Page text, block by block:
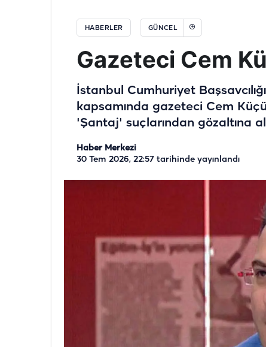
HABERLER GÜNCEL
Gazeteci Cem
İstanbul Cumhuriyet
kapsamında gazeteci Cem
'Şantaj' suçlarından gözaltına
Haber Merkezi
30 Tem 2026, 22:57 tarihinde yayınlandı